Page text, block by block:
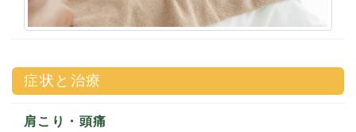
症状と治療
肩こり・頭痛